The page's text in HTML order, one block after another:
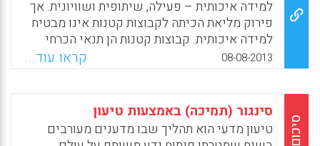
WhatsApp
Facebook
Email
X
למידה איכותית – פעילה, שיתופית ושוויונית. אך
פירוק מליאת הכיתה לקבוצות קטנות אינו מבטיח
למידה איכותית. קבוצות קטנות הן תנאי הכרחי
ללמידה איכותית, אך לא תנאי מספיק. איכות
הלמידה תלויה במה שקורה בקבוצה עצמה. מה
שקורה בקבוצה עצמה הוא דיבור; איכות הלמידה
הקבוצתית תלויה באיכות הדיבור שמתרחש בה.
שיח קבוצתי איכותי אינו מתרחש מאליו; הוא
דורש הרבה השקעה של המורה. תפקיד המורה
08-08-2013 קראו עוד...
סיכום
סינגור (תמיכה) באמצעות טיעון
טיעון מדעי הוא תהליך שבו מדענים מעורבים